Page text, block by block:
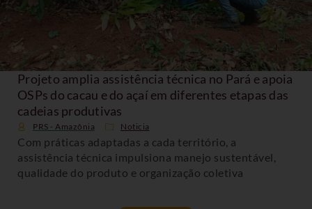
Projeto amplia assistência técnica no Pará e apoia
OSPs do cacau e do açaí em diferentes etapas das
cadeias produtivas
PRS - Amazônia Noticia
Com práticas adaptadas a cada território, a
assistência técnica impulsiona manejo sustentável,
qualidade do produto e organização coletiva